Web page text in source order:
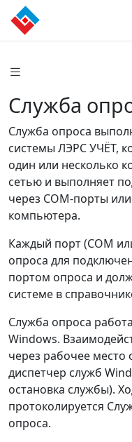
Служба
Служба опроса
системы ЛЭРС УЧЁТ,
один или несколько
сетью и выполняет
через COM-порты
компьютера.
Каждый порт (COM
опроса для
портом опроса и
системе в
Служба опроса
Windows.
через рабочее
диспетчер служб
остановка службы).
протоколируется
опроса.